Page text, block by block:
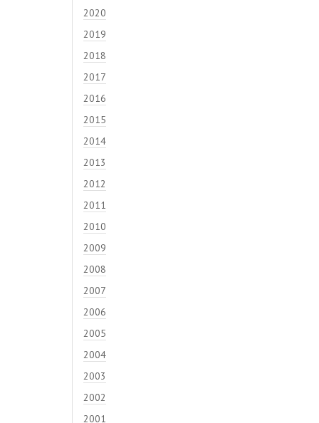
2020
2019
2018
2017
2016
2015
2014
2013
2012
2011
2010
2009
2008
2007
2006
2005
2004
2003
2002
2001